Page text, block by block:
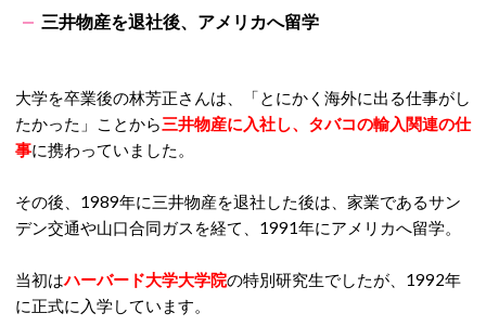
三井物産を退社後、アメリカへ留学
大学を卒業後の林芳正さんは、「とにかく海外に出る仕事がし
たかった」ことから三井物産に入社し、タバコの輸入関連の仕
事に携わっていました。
その後、1989年に三井物産を退社した後は、家業であるサン
デン交通や山口合同ガスを経て、1991年にアメリカへ留学。
当初はハーバード大学大学院の特別研究生でしたが、1992年
に正式に入学しています。